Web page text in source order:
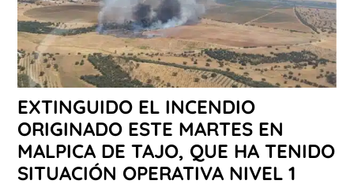
EXTINGUIDO EL INCENDIO
ORIGINADO ESTE MARTES EN
MALPICA DE TAJO, QUE HA TENIDO
SITUACIÓN OPERATIVA NIVEL 1